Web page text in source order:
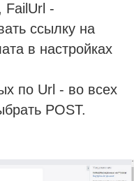
FailUrl -
ссылку на
в настройках
по Url - во всех
POST.